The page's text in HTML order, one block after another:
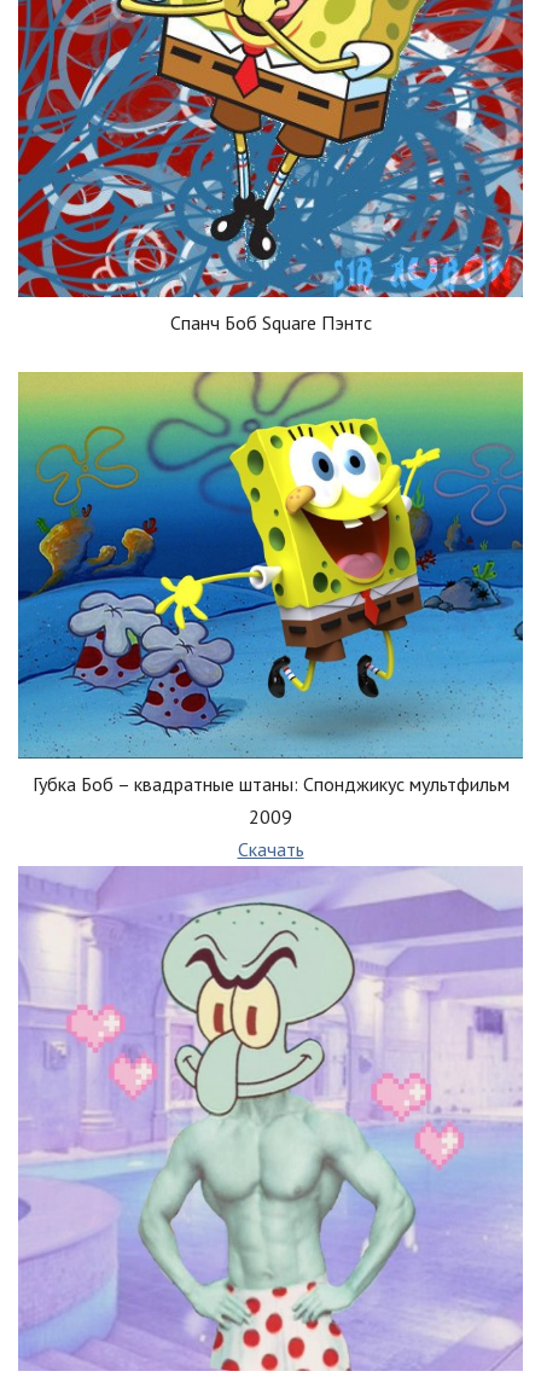
Спанч Боб Square Пэнтс
Губка Боб – квадратные штаны: Спонджикус мультфильм
2009
Скачать